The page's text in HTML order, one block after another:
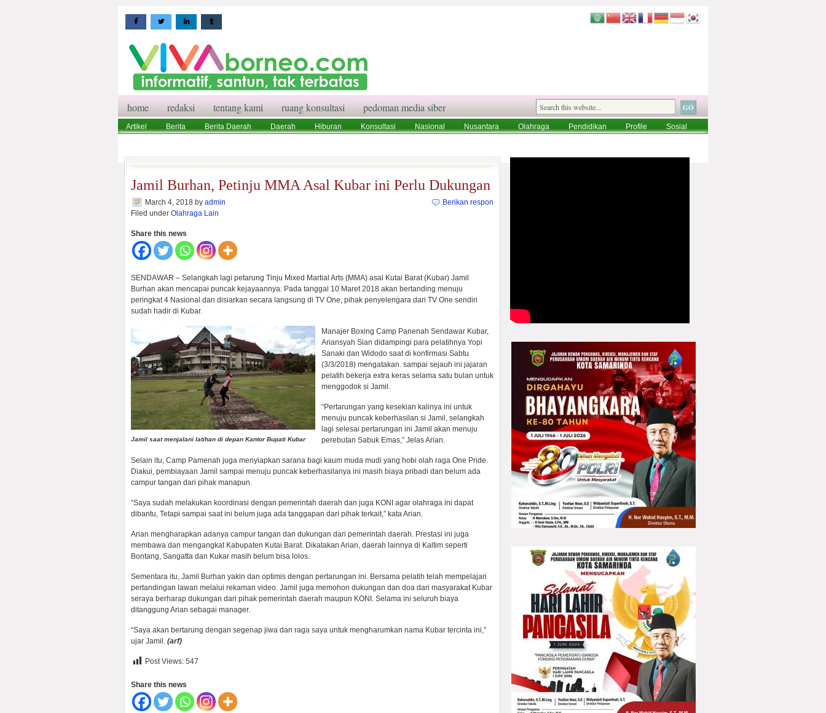
home redaksi tentang kami ruang konsultasi pedoman media siber
Artikel Berita Berita Daerah Daerah Hiburan Konsultasi Nasional Nusantara Olahraga Pendidikan Profile
Sosial
Jamil Burhan, Petinju MMA Asal Kubar ini Perlu Dukungan
March 4, 2018 by admin
Filed under Olahraga Lain
Berikan respon
Share this news
SENDAWAR – Selangkah lagi petarung Tinju Mixed Martial Arts (MMA) asal Kutai Barat (Kubar) Jamil
Burhan akan mencapai puncak kejayaannya. Pada tanggal 10 Maret 2018 akan bertanding menuju
peringkat 4 Nasional dan disiarkan secara langsung di TV One, pihak penyelengara dari TV One sendiri
sudah hadir di Kubar.
Jamil saat menjalani latihan di depan Kantor Bupati Kubar
Manajer Boxing Camp Panenah Sendawar Kubar,
Ariansyah Sian didampingi para pelatihnya Yopi
Sanaki dan Widodo saat di konfirmasi Sabtu
(3/3/2018) mengatakan. sampai sejauh ini jajaran
pelatih bekerja extra keras selama satu bulan untuk
menggodok si Jamil.
“Pertarungan yang kesekian kalinya ini untuk
menuju puncak keberhasilan si Jamil, selangkah
lagi selesai pertarungan ini Jamil akan menuju
perebutan Sabuk Emas,” Jelas Arian.
Selain itu, Camp Pamenah juga menyiapkan sarana bagi kaum muda mudi yang hobi olah raga One Pride.
Diakui, pembiayaan Jamil sampai menuju puncak keberhasilanya ini masih biaya pribadi dan belum ada
campur tangan dari pihak manapun.
“Saya sudah melakukan koordinasi dengan pemerintah daerah dan juga KONI agar olahraga ini dapat
dibantu, Tetapi sampai saat ini belum juga ada tanggapan dari pihak terkait,” kata Arian.
Arian mengharapkan adanya campur tangan dan dukungan dari pemerintah daerah. Prestasi ini juga
membawa dan mengangkat Kabupaten Kutai Barat. Dikatakan Arian, daerah lainnya di Kaltim seperti
Bontang, Sangatta dan Kukar masih belum bisa lolos.
Sementara itu, Jamil Burhan yakin dan optimis dengan pertarungan ini. Bersama pelatih telah mempelajari
pertandingan lawan melalui rekaman video. Jamil juga memohon dukungan dan doa dari masyarakat Kubar
seraya berharap dukungan dari pihak pemerintah daerah maupun KONI. Selama ini seluruh biaya
ditanggung Arian sebagai manager.
“Saya akan bertarung dengan segenap jiwa dan raga saya untuk mengharumkan nama Kubar tercinta ini,”
ujar Jamil. (arf)
Post Views: 547
Share this news